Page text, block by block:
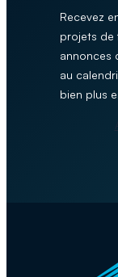
Recevez
projets de
annonces
au
bien plus